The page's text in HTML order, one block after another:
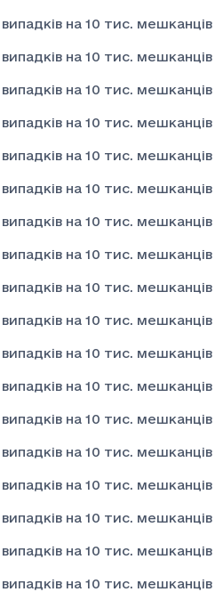
випадків на 10 тис. мешканців
випадків на 10 тис. мешканців
випадків на 10 тис. мешканців
випадків на 10 тис. мешканців
випадків на 10 тис. мешканців
випадків на 10 тис. мешканців
випадків на 10 тис. мешканців
випадків на 10 тис. мешканців
випадків на 10 тис. мешканців
випадків на 10 тис. мешканців
випадків на 10 тис. мешканців
випадків на 10 тис. мешканців
випадків на 10 тис. мешканців
випадків на 10 тис. мешканців
випадків на 10 тис. мешканців
випадків на 10 тис. мешканців
випадків на 10 тис. мешканців
випадків на 10 тис. мешканців